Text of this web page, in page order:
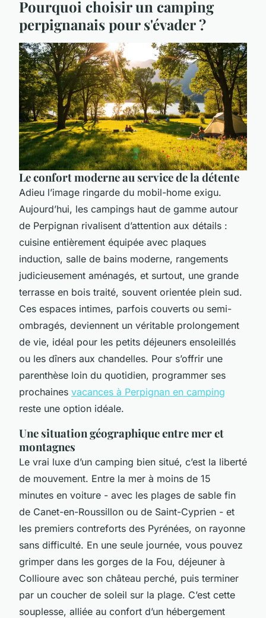
Pourquoi choisir un camping
perpignanais pour s'évader ?
Le confort moderne au service de la détente
Adieu l’image ringarde du mobil-home exigu.
Aujourd’hui, les campings haut de gamme autour
de Perpignan rivalisent d’attention aux détails :
cuisine entièrement équipée avec plaques
induction, salle de bains moderne, rangements
judicieusement aménagés, et surtout, une grande
terrasse en bois traité, souvent orientée plein sud.
Ces espaces intimes, parfois couverts ou semi-
ombragés, deviennent un véritable prolongement
de vie, idéal pour les petits déjeuners ensoleillés
ou les dîners aux chandelles. Pour s’offrir une
parenthèse loin du quotidien, programmer ses
prochaines vacances à Perpignan en camping
reste une option idéale.
Une situation géographique entre mer et
montagnes
Le vrai luxe d’un camping bien situé, c’est la liberté
de mouvement. Entre la mer à moins de 15
minutes en voiture - avec les plages de sable fin
de Canet-en-Roussillon ou de Saint-Cyprien - et
les premiers contreforts des Pyrénées, on rayonne
sans difficulté. En une seule journée, vous pouvez
grimper dans les gorges de la Fou, déjeuner à
Collioure avec son château perché, puis terminer
par un coucher de soleil sur la plage. C’est cette
souplesse, alliée au confort d’un hébergement